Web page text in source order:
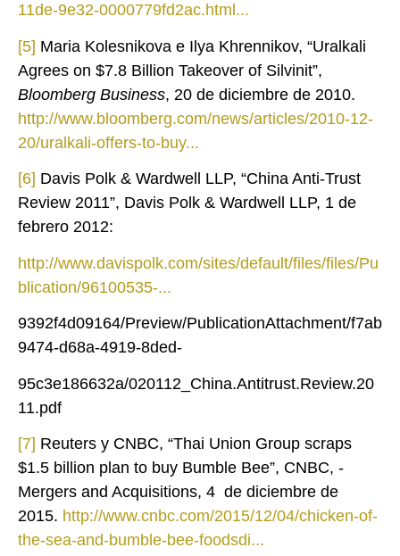
11de-9e32-0000779fd2ac.html...
[5] Maria Kolesnikova e Ilya Khrennikov, “Uralkali
Agrees on $7.8 Billion Takeover of Silvinit”,
Bloomberg Business, 20 de diciembre de 2010.
http://www.bloomberg.com/news/articles/2010-12-
20/uralkali-offers-to-buy...
[6] Davis Polk & Wardwell LLP, “China Anti-Trust
Review 2011”, Davis Polk & Wardwell LLP, 1 de
febrero 2012:
http://www.davispolk.com/sites/default/files/files/Pu
blication/96100535-...
9392f4d09164/Preview/PublicationAttachment/f7ab
9474-d68a-4919-8ded-
95c3e186632a/020112_China.Antitrust.Review.20
11.pdf
[7] Reuters y CNBC, “Thai Union Group scraps
$1.5 billion plan to buy Bumble Bee”, CNBC, -
Mergers and Acquisitions, 4 de diciembre de
2015. http://www.cnbc.com/2015/12/04/chicken-of-
the-sea-and-bumble-bee-foodsdi...